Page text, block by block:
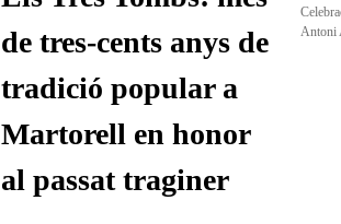
de tres-cents anys de
tradició popular a
Martorell en honor
al passat traginer
Antoni